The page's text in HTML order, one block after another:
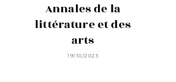
Annales de la
littérature et des
arts
19/10/2023